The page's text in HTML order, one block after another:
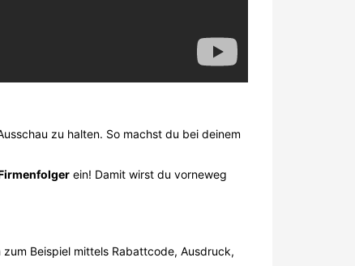
zu halten. So machst du bei deinem
ein! Damit wirst du vorneweg
Beispiel mittels Rabattcode, Ausdruck,